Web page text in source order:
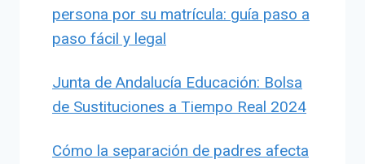
persona por su matrícula: guía paso a
paso fácil y legal
Junta de Andalucía Educación: Bolsa
de Sustituciones a Tiempo Real 2024
Cómo la separación de padres afecta